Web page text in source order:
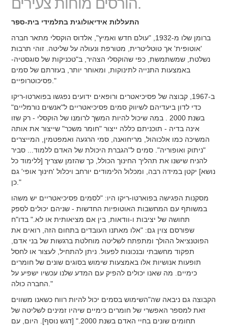
הורסים מוחות צעירים.
התעללות אידיאולוגית בתלמידי בית-ספר
ברומן שלו מ-1932, "עולם חדש ואמיץ", אלדוס הוקסלי מתאר חברה
'אוטופית' אך טוטליטרית, מטורפת ונעולה על שליטה. זוהי תרבות
נשלטת, שמשתמשת, כפי שהוקסלי הצהיר, ב"טכניקות של סוגסטיה-
באמצעות התנייה לתינוקות, ומאוחר יותר, בעזרתם של סמים
פסיכוטרופיים."
ב-1967, קבוצה של פסיכיאטרים ורופאים ידועים נפגשו בפוארטו-ריקו
כדי לדון ביעדיהם לשיווק סמים פסיכיאטריים ל"אנשים נורמליים"
בשנת 2000 . במה שיכול להיות המשך לרומנו של הוקסלי - רק שזו
אינה בדיה - תוכניתם כללה ייצור "חומר משכר" שייצור את אותה
המשיכה כמו אלכוהול, מריחואנה, סמי הרגעה ואמפטמין, המייצרים
"ניתוק ואופוריה". סמים ל"הגברת היכולת של האדם ללמוד... סביר
להניח שישנו את תהליך החינוך הכולל, כך שהזמן שצריך [ללימוד כל
נושא] יקטן במידה רבה, ומכלול הלימודים יורחב ויכלול 'חינוך אופי' גם
כן."
מסקנות הפגישה בפוארטו-ריקו היו: "לסמים פסיכיאטריים יש משהו
במשותף עם המחשבות האוטופיות החדשות - שניהם יכולים לספק
תחושה של יציבות ו-וודאות, בין אם מציאותית או לא." בדו"ח
שפורסם צוין גם: "אלו מאתנו העובדים בתחום הזה, רואים את
הפוטנציאל ההולך ומתפתח לשליטה מוחלטת ברגשות של בני אדם,
תפקוד מחשבתי ובנכונות לפעול. ניתן להתחיל, לעצור או לחסל
תופעות אנושיות אלו באמצעות שימוש בסוגים שונים של חומרים
כימיים. מה שאנו יכולים להפיק עם המדע שלנו עכשיו ישפיע על
החברה כולה."
הקבוצה גם ניבאה שה"השימוש בסמים יכול להיות רווח כשאנו משווים
זאת למספר האפשרי של חומרים כימיים שיהיו זמינים לשליטה של
תחומים שונים בחיי האדם בשנת 2000."
[דגש נוסף]. היום, עם